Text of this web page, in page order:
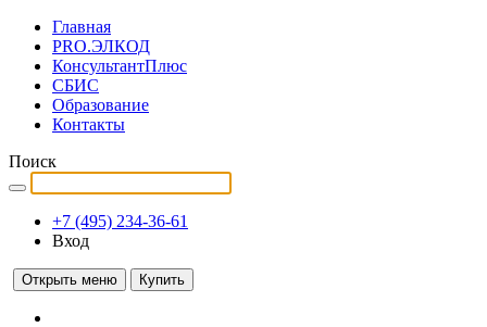
Главная
PRO.ЭЛКОД
КонсультантПлюс
СБИС
Образование
Контакты
Поиск
+7 (495) 234-36-61
Вход
Открыть меню Купить